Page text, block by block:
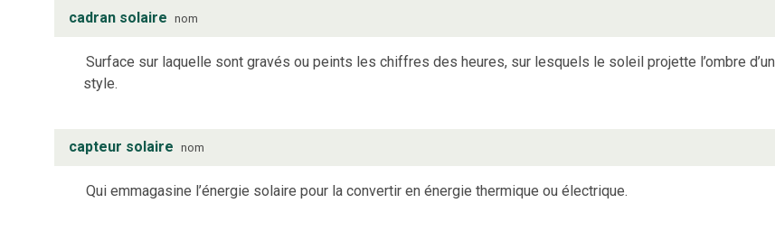
cadran solaire nom
Surface sur laquelle sont gravés ou peints les chiffres des heures, sur lesquels le soleil projette l’ombre d’un
style.
capteur solaire nom
Qui emmagasine l’énergie solaire pour la convertir en énergie thermique ou électrique.